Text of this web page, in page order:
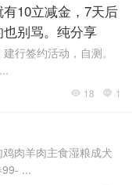
10立减金，7天后
别骂。纯分享
行签约活动，自测。
 18  1
肉羊肉主食湿粮成犬
...